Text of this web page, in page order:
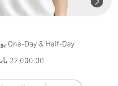
One-Day & Half-Day يوم كامل ونصف يوم
22,000.00